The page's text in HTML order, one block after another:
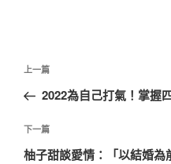
文
導
覽
上
一
文
章
上一篇
2022為自己打氣！掌握
下
一
下一篇
柚子甜談愛情：「以結婚